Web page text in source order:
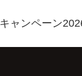
ャンペーン